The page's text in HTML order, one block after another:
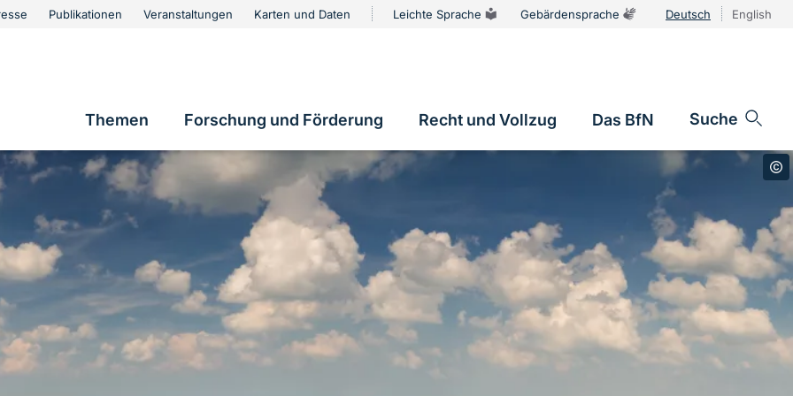
Publikationen Veranstaltungen Karten und Daten Leichte Sprache Gebärdensprache Deutsch English
Hauptnavigation
Themen Forschung und Förderung Recht und Vollzug Das BfN Suche